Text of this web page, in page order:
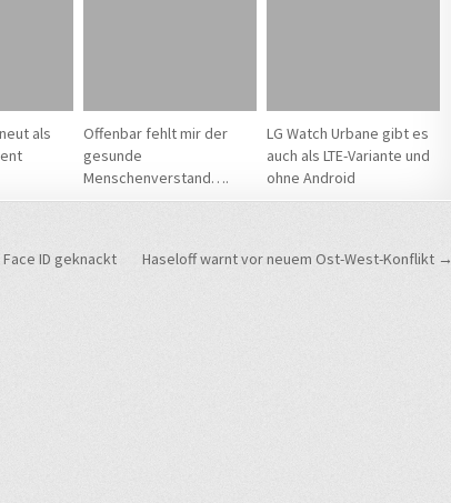
als
Offenbar fehlt mir der
gesunde
Menschenverstand….
LG Watch Urbane gibt es
auch als LTE-Variante und
ohne Android
Haseloff warnt vor neuem Ost-West-Konflikt →
ID geknackt